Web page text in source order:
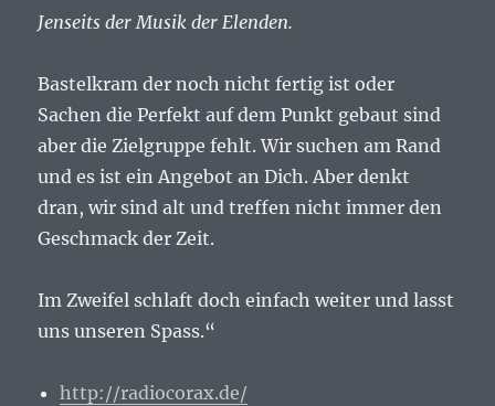
Jenseits der Musik der Elenden.
Bastelkram der noch nicht fertig ist oder
Sachen die Perfekt auf dem Punkt gebaut sind
aber die Zielgruppe fehlt. Wir suchen am Rand
und es ist ein Angebot an Dich. Aber denkt
dran, wir sind alt und treffen nicht immer den
Geschmack der Zeit.
Im Zweifel schlaft doch einfach weiter und lasst
uns unseren Spass.“
http://radiocorax.de/